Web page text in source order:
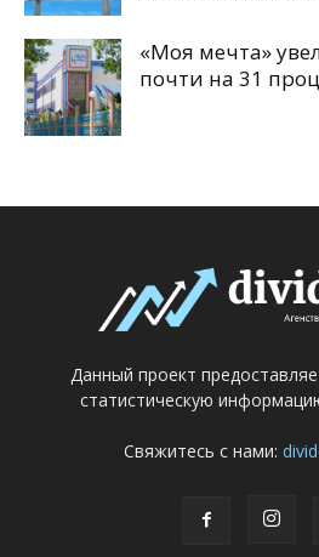
«Моя мечта»
почти на 31
Данный проект
статистическую
Свяжитесь с нами: